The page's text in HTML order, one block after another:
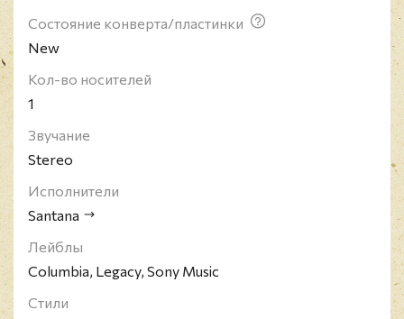
Состояние конверта/пластинки
New
Кол-во носителей
1
Звучание
Stereo
Исполнители
Santana
Лейблы
Columbia, Legacy, Sony Music
Стили